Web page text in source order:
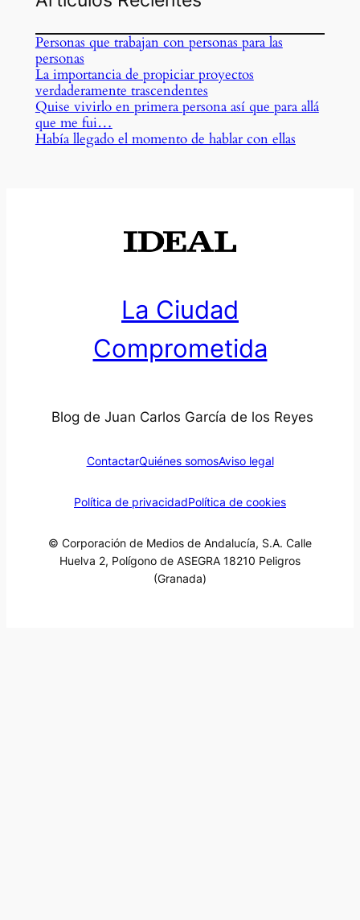
Personas que trabajan con personas para las
personas
La importancia de propiciar proyectos
verdaderamente trascendentes
Quise vivirlo en primera persona así que para allá
que me fui…
Había llegado el momento de hablar con ellas
La Ciudad
Comprometida
Blog de Juan Carlos García de los Reyes
ContactarQuiénes somosAviso legal
Política de privacidadPolítica de cookies
© Corporación de Medios de Andalucía, S.A. Calle
Huelva 2, Polígono de ASEGRA 18210 Peligros
(Granada)